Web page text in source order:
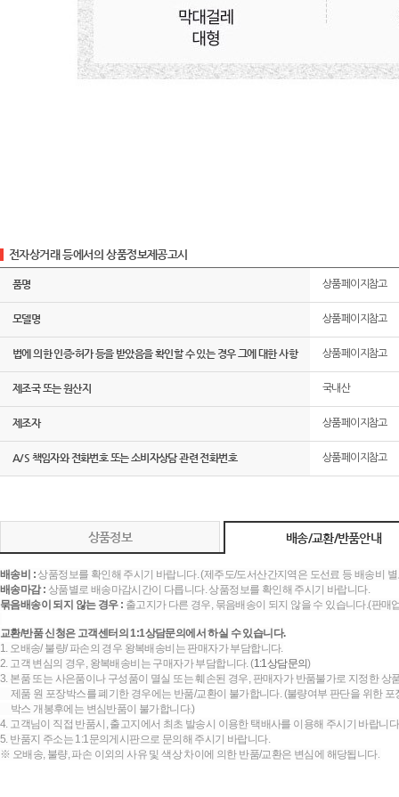
전자상거래 등에서의 상품정보제공고시
품명 상품페이지참고
모델명 상품페이지참고
법에 의한 인증·허가 등을 받았음을 확인할 수 있는 경우 그에 대한 사항 상품페이지참고
제조국 또는 원산지 국내산
제조자 상품페이지참고
A/S 책임자와 전화번호 또는 소비자상담 관련 전화번호 상품페이지참고
상품정보 배송/교환/반품안내
배송비 :상품정보를 확인해 주시기 바랍니다. (제주도/도서산간지역은 도선료 등 배송비
배송마감 : 상품별로 배송마감시간이 다릅니다. 상품정보를 확인해 주시기 바랍니다.
묶음배송이 되지 않는 경우 : 출고지가 다른 경우, 묶음배송이 되지 않을 수 있습니다.(판
교환/반품 신청은 고객센터의 1:1상담문의에서 하실 수 있습니다.
1. 오배송/ 불량/ 파손의 경우 왕복배송비는 판매자가 부담합니다.
2. 고객 변심의 경우, 왕복배송비는 구매자가 부담합니다. (1:1상담문의)
3. 본품 또는 사은품이나 구성품이 멸실 또는 훼손된 경우, 판매자가 반품불가로 지정한 상
제품 원 포장박스를 폐기한 경우에는 반품/교환이 불가합니다. (불량여부 판단을 위한
박스 개봉후에는 변심반품이 불가합니다.)
4. 고객님이 직접 반품시, 출고지에서 최초 발송시 이용한 택배사를 이용해 주시기 바랍니
5. 반품지 주소는 1:1문의게시판으로 문의해 주시기 바랍니다.
※ 오배송, 불량, 파손 이외의 사유 및 색상 차이에 의한 반품/교환은 변심에 해당됩니다.